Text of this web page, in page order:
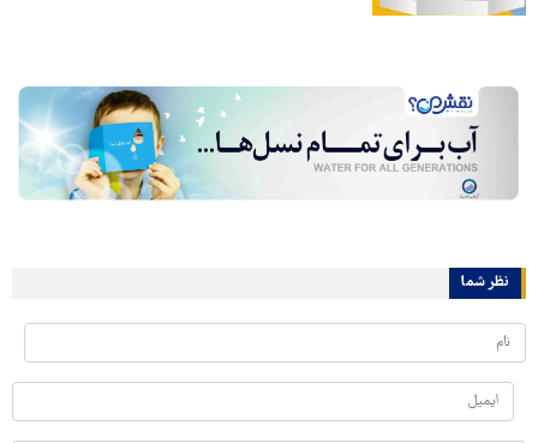
نظر شما